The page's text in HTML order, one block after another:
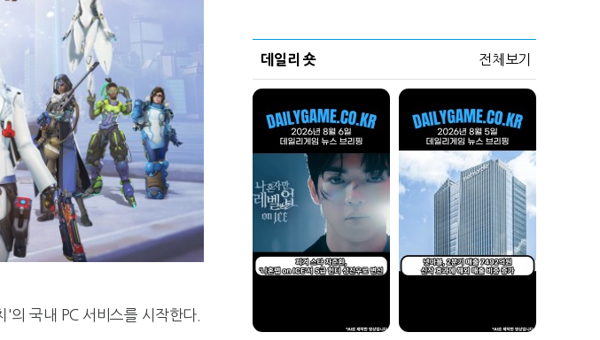
국내 PC 서비스를 시작한다.
데일리 숏 전체보기